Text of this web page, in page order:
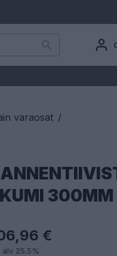
varaosat /
300MM
€
alv 25.5%